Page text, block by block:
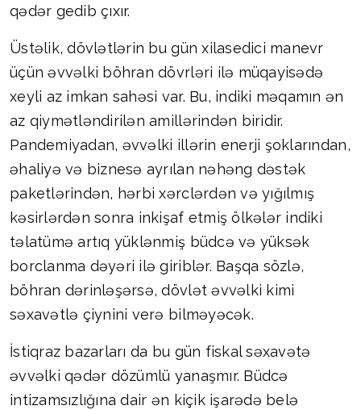
qədər gedib çıxır.
Üstəlik, dövlətlərin bu gün xilasedici manevr
üçün əvvəlki böhran dövrləri ilə müqayisədə
xeyli az imkan sahəsi var. Bu, indiki məqamın ən
az qiymətləndirilən amillərindən biridir.
Pandemiyadan, əvvəlki illərin enerji şoklarından,
əhaliyə və biznesə ayrılan nəhəng dəstək
paketlərindən, hərbi xərclərdən və yığılmış
kəsirlərdən sonra inkişaf etmiş ölkələr indiki
təlatümə artıq yüklənmiş büdcə və yüksək
borclanma dəyəri ilə giriblər. Başqa sözlə,
böhran dərinləşərsə, dövlət əvvəlki kimi
səxavətlə çiynini verə bilməyəcək.
İstiqraz bazarları da bu gün fiskal səxavətə
əvvəlki qədər dözümlü yanaşmır. Büdcə
intizamsızlığına dair ən kiçik işarədə belə